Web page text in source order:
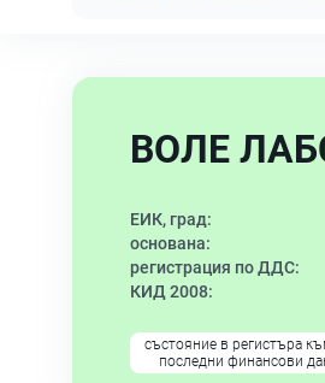
ВОЛЕ
ЕИК, град:
основана:
регистрация по ДДС:
КИД 2008:
състояние в регистъра
последни финансови